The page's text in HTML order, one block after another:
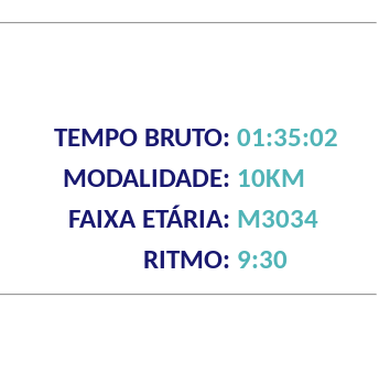
TEMPO BRUTO: 01:35:02
MODALIDADE: 10KM
FAIXA ETÁRIA: M3034
RITMO: 9:30